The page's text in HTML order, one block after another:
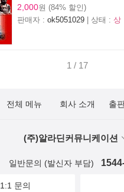
2,000원 (84% 할인)
판매자 : ok5051029 | 상태 : 상
1 / 17
전체 메뉴 회사 소개 출
(주)알라딘커뮤니케이션
일반문의 (발신자 부담)
1:1 문의